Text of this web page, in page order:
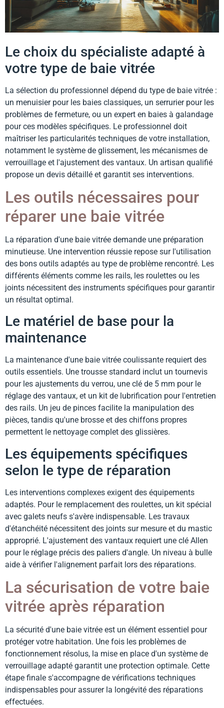
Le choix du spécialiste adapté à
votre type de baie vitrée
La sélection du professionnel dépend du type de baie vitrée :
un menuisier pour les baies classiques, un serrurier pour les
problèmes de fermeture, ou un expert en baies à galandage
pour ces modèles spécifiques. Le professionnel doit
maîtriser les particularités techniques de votre installation,
notamment le système de glissement, les mécanismes de
verrouillage et l'ajustement des vantaux. Un artisan qualifié
propose un devis détaillé et garantit ses interventions.
Les outils nécessaires pour
réparer une baie vitrée
La réparation d'une baie vitrée demande une préparation
minutieuse. Une intervention réussie repose sur l'utilisation
des bons outils adaptés au type de problème rencontré. Les
différents éléments comme les rails, les roulettes ou les
joints nécessitent des instruments spécifiques pour garantir
un résultat optimal.
Le matériel de base pour la
maintenance
La maintenance d'une baie vitrée coulissante requiert des
outils essentiels. Une trousse standard inclut un tournevis
pour les ajustements du verrou, une clé de 5 mm pour le
réglage des vantaux, et un kit de lubrification pour l'entretien
des rails. Un jeu de pinces facilite la manipulation des
pièces, tandis qu'une brosse et des chiffons propres
permettent le nettoyage complet des glissières.
Les équipements spécifiques
selon le type de réparation
Les interventions complexes exigent des équipements
adaptés. Pour le remplacement des roulettes, un kit spécial
avec galets neufs s'avère indispensable. Les travaux
d'étanchéité nécessitent des joints sur mesure et du mastic
approprié. L'ajustement des vantaux requiert une clé Allen
pour le réglage précis des paliers d'angle. Un niveau à bulle
aide à vérifier l'alignement parfait lors des réparations.
La sécurisation de votre baie
vitrée après réparation
La sécurité d'une baie vitrée est un élément essentiel pour
protéger votre habitation. Une fois les problèmes de
fonctionnement résolus, la mise en place d'un système de
verrouillage adapté garantit une protection optimale. Cette
étape finale s'accompagne de vérifications techniques
indispensables pour assurer la longévité des réparations
effectuées.